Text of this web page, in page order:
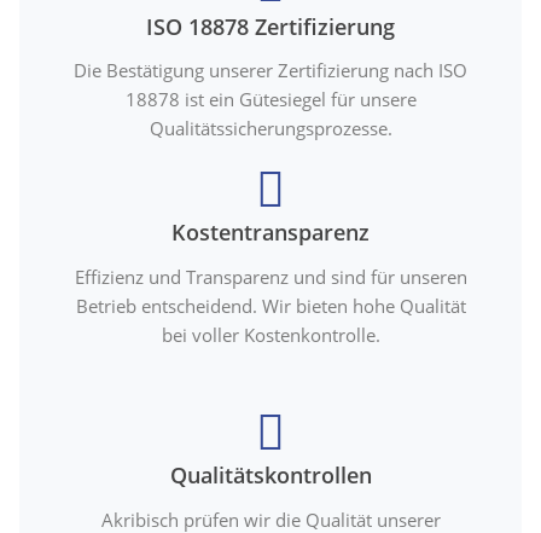
ISO 18878 Zertifizierung
Die Bestätigung unserer Zertifizierung nach ISO
18878 ist ein Gütesiegel für unsere
Qualitätssicherungsprozesse.
Kostentransparenz
Effizienz und Transparenz und sind für unseren
Betrieb entscheidend. Wir bieten hohe Qualität
bei voller Kostenkontrolle.
Qualitätskontrollen
Akribisch prüfen wir die Qualität unserer